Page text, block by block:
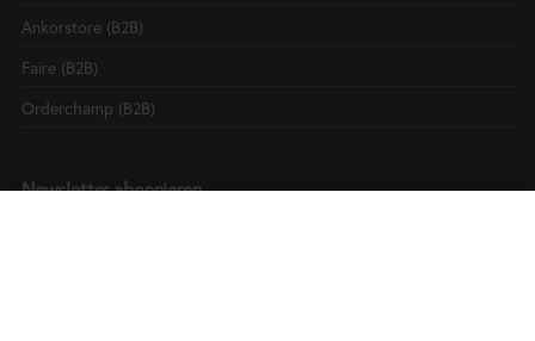
Ankorstore (B2B)
Faire (B2B)
Orderchamp (B2B)
Newsletter abonnieren